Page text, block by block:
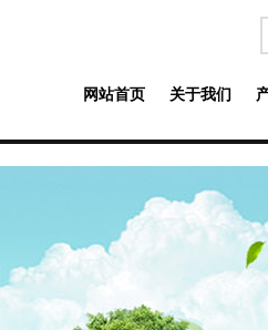
网站首页 关于我们